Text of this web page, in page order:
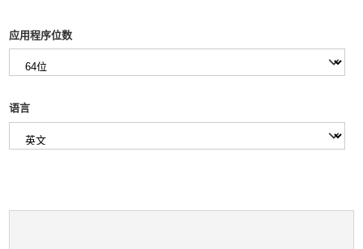
应用程序位数
语言